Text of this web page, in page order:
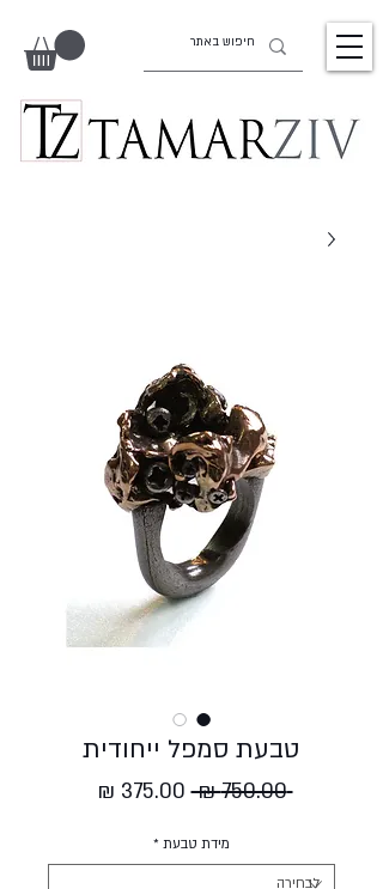
טבעת סמפל ייחודית
‏750.00 ‏₪
מחיר
מידת טבעת *